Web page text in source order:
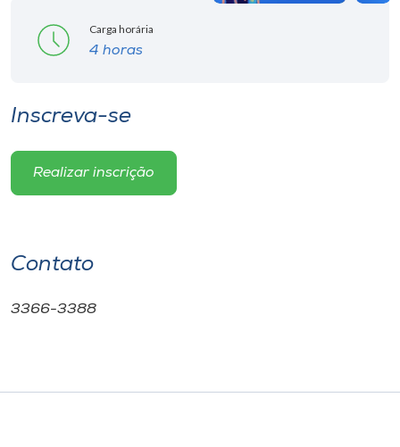
Carga horária
4 horas
Inscreva-se
Realizar inscrição
Contato
3366-3388